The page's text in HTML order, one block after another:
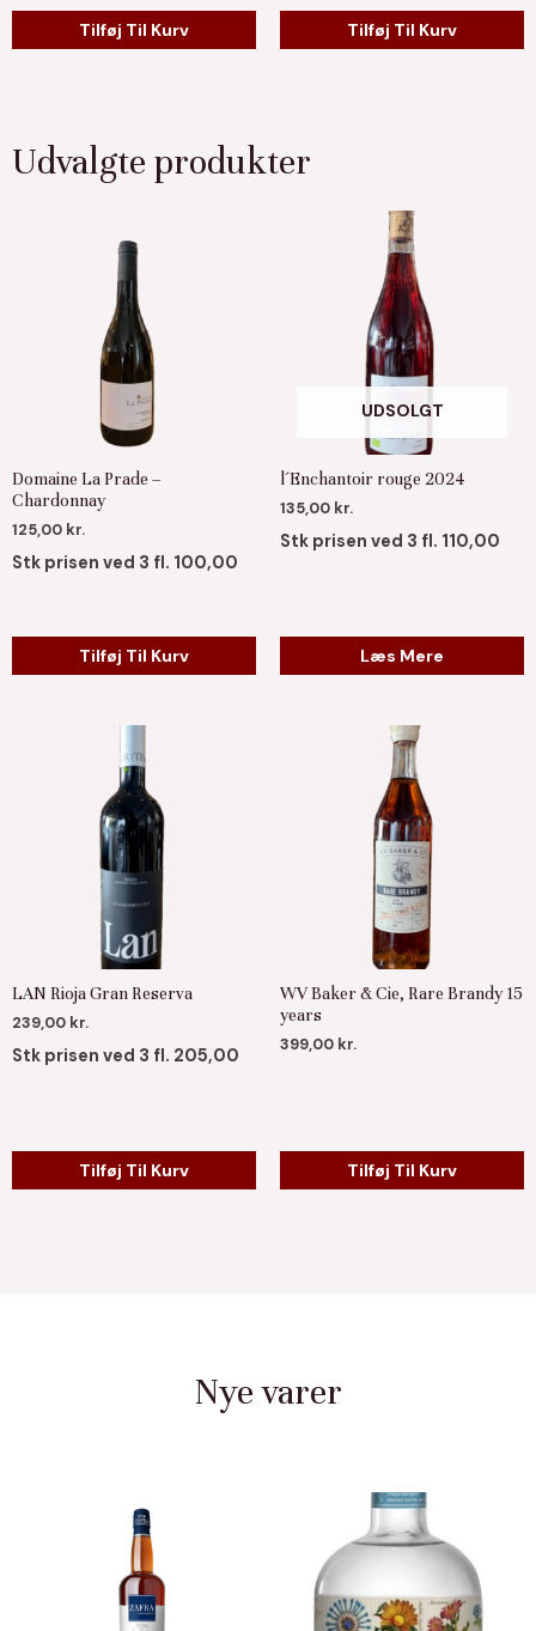
Tilføj Til Kurv Tilføj Til Kurv
Udvalgte produkter
Domaine La Prade –
Chardonnay
125,00 kr.
Stk prisen ved 3 fl. 100,00
Tilføj Til Kurv
UDSOLGT
l´Enchantoir rouge 2024
135,00 kr.
Stk prisen ved 3 fl. 110,00
Læs Mere
LAN Rioja Gran Reserva
239,00 kr.
Stk prisen ved 3 fl. 205,00
Tilføj Til Kurv
WV Baker & Cie, Rare Brandy 15
years
399,00 kr.
Tilføj Til Kurv
Nye varer